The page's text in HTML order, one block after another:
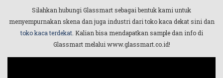
Silahkan hubungi Glassmart sebagai bentuk kami untuk
menyempurnakan skena dan juga industri dari toko kaca dekat sini dan
toko kaca terdekat. Kalian bisa mendapatkan sample dan info di
Glassmart melalui www.glassmart.co.id!